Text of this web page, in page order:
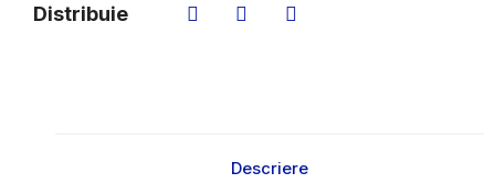
Distribuie
Descriere